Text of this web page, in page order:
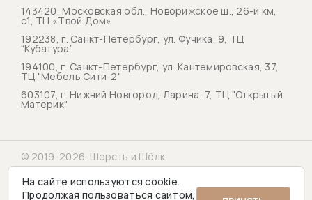
143420, Московская обл., Новорижское ш., 26-й км,
с1, ТЦ «Твой Дом»
192238, г. Санкт-Петербург, ул. Фучика, 9, ТЦ
“Кубатура”
194100, г. Санкт-Петербург, ул. Кантемировская, 37,
ТЦ "Мебель Сити-2"
603107, г. Нижний Новгород, Ларина, 7, ТЦ "Открытый
Материк"
© 2019-2026. Шерсть и Шёлк.
Политика конфиденциальности
На сайте используются cookie.
Продолжая пользоваться сайтом,